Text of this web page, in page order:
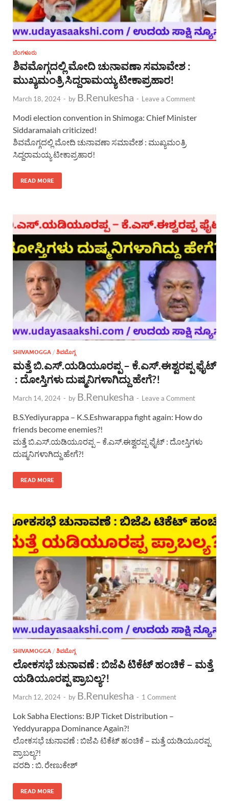
ಬೆಂಗಳೂರು
ಶಿವಮೊಗ್ಗದಲ್ಲಿ ಮೋದಿ ಚುನಾವಣಾ ಸಮಾವೇಶ :
ಮುಖ್ಯಮಂತ್ರಿ ಸಿದ್ದರಾಮಯ್ಯ ಟೀಕಾಪ್ರಹಾರ!
March 18, 2024 - by B.Renukesha - Leave a Comment
Modi election convention in Shimoga: Chief Minister
Siddaramaiah criticized!
ಶಿವಮೊಗ್ಗದಲ್ಲಿ ಮೋದಿ ಚುನಾವಣಾ ಸಮಾವೇಶ : ಮುಖ್ಯಮಂತ್ರಿ
ಸಿದ್ದರಾಮಯ್ಯ ಟೀಕಾಪ್ರಹಾರ!
READ MORE
SHIVAMOGGA / ಶಿವಮೊಗ್ಗ
ಮತ್ತೆ ಬಿ.ಎಸ್.ಯಡಿಯೂರಪ್ಪ – ಕೆ.ಎಸ್.ಈಶ್ವರಪ್ಪ ಫೈಟ್
: ದೋಸ್ತಿಗಳು ದುಷ್ಮನಿಗಳಾಗಿದ್ದು ಹೇಗೆ?!
March 14, 2024 - by B.Renukesha - Leave a Comment
B.S.Yediyurappa – K.S.Eshwarappa fight again: How do
friends become enemies?!
ಮತ್ತೆ ಬಿ.ಎಸ್.ಯಡಿಯೂರಪ್ಪ – ಕೆ.ಎಸ್.ಈಶ್ವರಪ್ಪ ಫೈಟ್ : ದೋಸ್ತಿಗಳು
ದುಷ್ಮನಿಗಳಾಗಿದ್ದು ಹೇಗೆ?!
READ MORE
SHIVAMOGGA / ಶಿವಮೊಗ್ಗ
ಲೋಕಸಭೆ ಚುನಾವಣೆ : ಬಿಜೆಪಿ ಟಿಕೆಟ್ ಹಂಚಿಕೆ – ಮತ್ತೆ
ಯಡಿಯೂರಪ್ಪ ಪ್ರಾಬಲ್ಯ?!
March 12, 2024 - by B.Renukesha - 1 Comment
Lok Sabha Elections: BJP Ticket Distribution –
Yeddyurappa Dominance Again?!
ಲೋಕಸಭೆ ಚುನಾವಣೆ : ಬಿಜೆಪಿ ಟಿಕೆಟ್ ಹಂಚಿಕೆ – ಮತ್ತೆ ಯಡಿಯೂರಪ್ಪ
ಪ್ರಾಬಲ್ಯ?!
ವರದಿ : ಬಿ. ರೇಣುಕೇಶ್
READ MORE